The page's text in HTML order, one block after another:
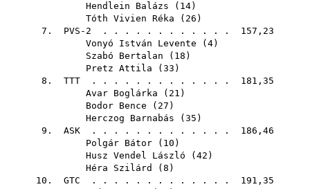
Hendlein Balázs ( 14)
Tóth Vivien Réka ( 26 )
7. PVS-2 . . . . . . . . . . . . 157,23
Vonyó István Levente ( 4)
Szabó Bertalan ( 18 )
Pretz Attila ( 33 )
8. TTT . . . . . . . . . . . . . 181,35
Avar Boglárka ( 21 )
Bodor Bence ( 27 )
Herczog Barnabás ( 35 )
9. ASK . . . . . . . . . . . . . 186,46
Polgár Bátor ( 10 )
Husz Vendel László ( 42 )
Héra Szilárd
( 8 )
10. GTC . . . . . . . . . . . . . 191,35